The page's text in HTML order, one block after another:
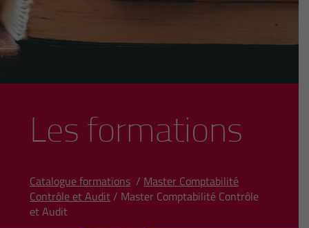
Les formations
Catalogue formations / Master Comptabilité
Contrôle et Audit/ Master Comptabilité Contrôle
et Audit